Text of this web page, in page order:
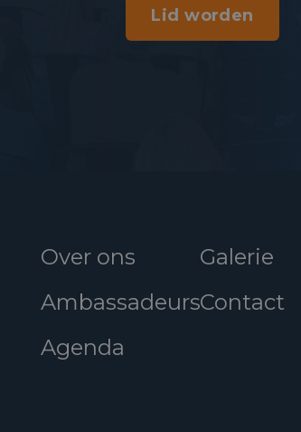
Lid worden
Over ons
Ambassadeurs
Agenda
Galerie
Contact